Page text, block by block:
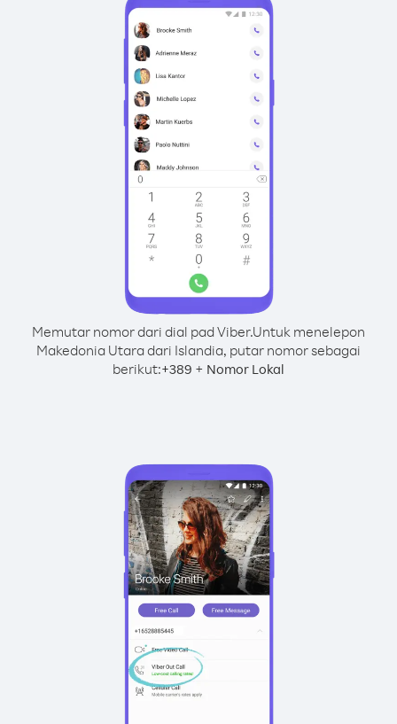
Memutar nomor dari dial pad Viber.Untuk menelepon
Makedonia Utara dari Islandia, putar nomor sebagai
berikut:+389 + Nomor Lokal